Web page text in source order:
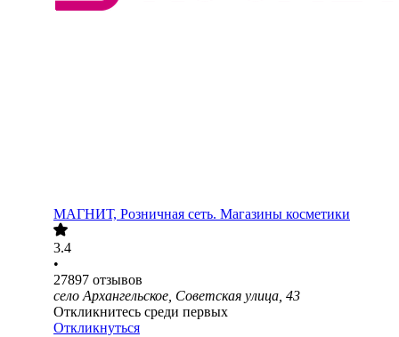
МАГНИТ, Розничная сеть. Магазины косметики
3.4
•
27897 отзывов
село Архангельское, Советская улица, 43
Откликнитесь среди первых
Откликнуться